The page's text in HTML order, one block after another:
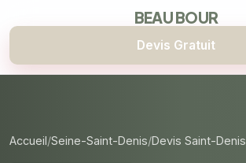
BEAU BOUR
Devis Gratuit
Accueil Seine-Saint-Denis Devis Saint-Denis